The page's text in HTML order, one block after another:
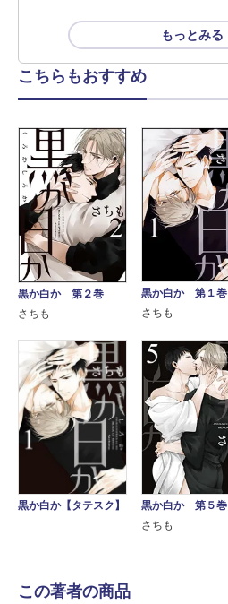
もっとみる
こちらもおすすめ
黒か白か 第２巻
さちも
黒か白か 第１巻
さちも
黒か白か【タテスク】
黒か白か 第５巻
さちも
この著者の商品